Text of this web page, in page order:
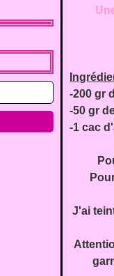
-200 gr
-50 gr
-1 cac
J'ai